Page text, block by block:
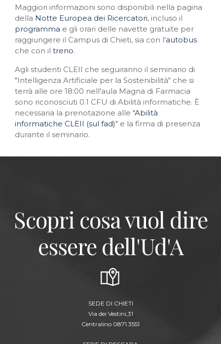
Maggiori informazioni sono disponibili nella pagina
della Notte Europea dei Ricercatori, incluso il
programma e gli orari delle navette gratuite per
raggiungere il Campus di Chieti, sia con l'autobus
che con il treno.
Agli studenti CLEII che seguiranno il seminario di
"Intelligenza Artificiale per la Sostenibilità" che si
terrà alle ore 18:00 nell'aula Magna di Farmacia
sono riconosciuti 0.1 CFU di Abilità informatiche. È
necessaria la prenotazione alle "Abilità
informatiche CLEII (sul fad)" e la firma di presenza
durante il seminario.
Scopri cosa vuol dire
essere dell'Ud'A
SEDE DI CHIETI
Via dei Vestini,31
Centralino 0871.3551